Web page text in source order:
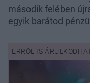
második felében
egyik barátod